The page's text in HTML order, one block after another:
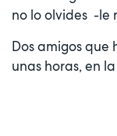
no lo olvides -le
Dos amigos que
unas horas, en